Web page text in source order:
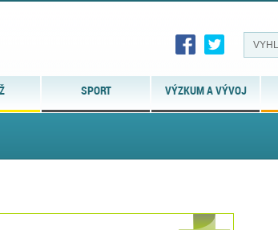
SPORT VÝZKUM A VÝVOJ